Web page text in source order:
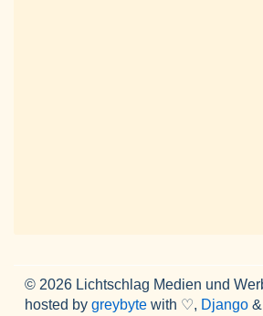
© 2026 Lichtschlag Medien und
hosted by greybytewith ♡, Django&